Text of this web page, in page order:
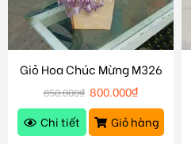
Giỏ Hoa Chúc Mừng M326
850.000₫ 800.000₫
Chi tiết
Giỏ hàng